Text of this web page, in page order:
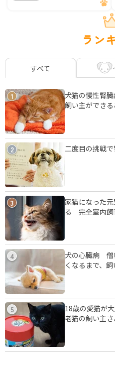
ラン
すべて
1
犬猫の慢性腎
飼い主ができる
2 二度目の挑戦で
3
家猫になった
る 完全室内飼
4
犬の心臓病 僧
くなるまで、
5
18歳の愛猫が
老猫の飼い主